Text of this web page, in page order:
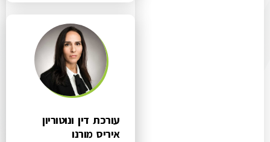
עורכת דין ונוטוריון
איריס מורנו